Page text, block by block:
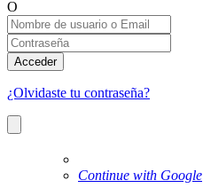
O
Acceder
¿Olvidaste tu contraseña?
Continue with Google